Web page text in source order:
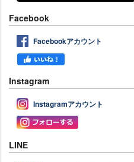
Facebook
Facebookアカウント
Instagram
Instagramアカウント
LINE